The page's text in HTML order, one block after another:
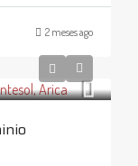
2 meses ago